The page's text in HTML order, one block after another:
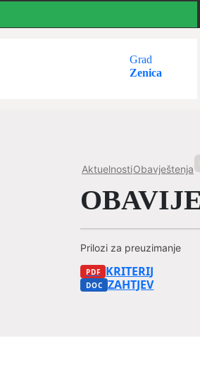
Grad
Zenica
AktuelnostiObavještenja
Prilozi za preuzimanje
KRITERIJ
ZAHTJEV